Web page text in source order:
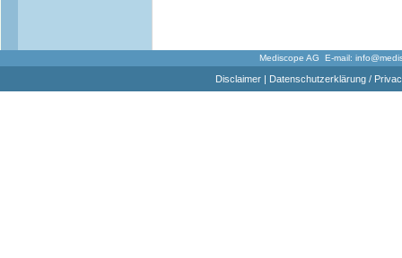
Mediscope AG E-mail:
Disclaimer| Datenschutzerklärung /